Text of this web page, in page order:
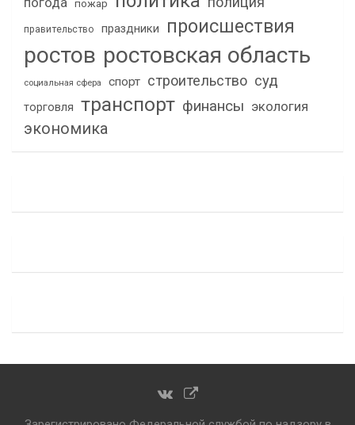
пожар
правительство праздники происшествия
ростов ростовская область
социальная сфера спорт строительство суд
торговля транспорт финансы экология
экономика